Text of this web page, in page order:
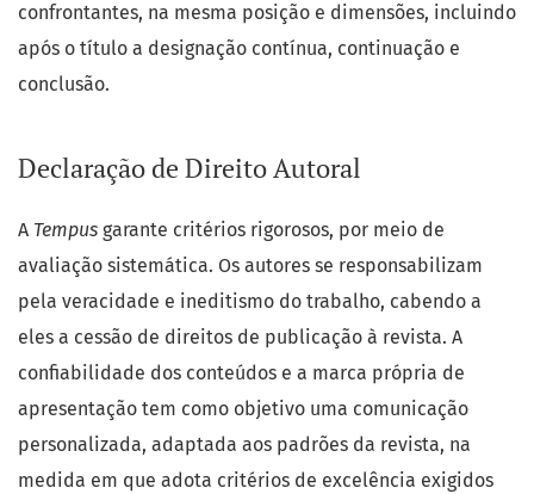
confrontantes, na mesma posição e dimensões, incluindo
após o título a designação contínua, continuação e
conclusão.
Declaração de Direito Autoral
A Tempus garante critérios rigorosos, por meio de
avaliação sistemática. Os autores se responsabilizam
pela veracidade e ineditismo do trabalho, cabendo a
eles a cessão de direitos de publicação à revista. A
confiabilidade dos conteúdos e a marca própria de
apresentação tem como objetivo uma comunicação
personalizada, adaptada aos padrões da revista, na
medida em que adota critérios de excelência exigidos